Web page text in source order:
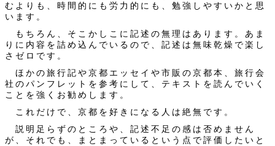
むよりも、時間的にも労力的にも、勉強しやすいかと思
います。
もちろん、そこかしこに記述の無理はあります。あま
りに内容を詰め込んでいるので、記述は無味乾燥で楽し
さゼロです。
ほかの旅行記や京都エッセイや市販の京都本、旅行会
社のパンフレットを参考にして、テキストを読んでいく
ことを強くお勧めします。
これだけで、京都を好きになる人は絶無です。
説明足らずのところや、記述不足の感は否めません
が、それでも、まとまっているという点で評価したいと